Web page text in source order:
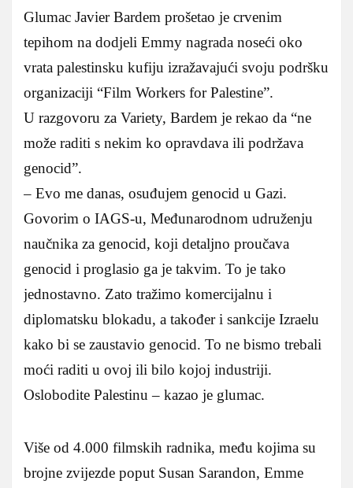
Glumac Javier Bardem prošetao je crvenim
tepihom na dodjeli Emmy nagrada noseći oko
vrata palestinsku kufiju izražavajući svoju podršku
organizaciji “Film Workers for Palestine”.
U razgovoru za Variety, Bardem je rekao da “ne
može raditi s nekim ko opravdava ili podržava
genocid”.
– Evo me danas, osuđujem genocid u Gazi.
Govorim o IAGS-u, Međunarodnom udruženju
naučnika za genocid, koji detaljno proučava
genocid i proglasio ga je takvim. To je tako
jednostavno. Zato tražimo komercijalnu i
diplomatsku blokadu, a također i sankcije Izraelu
kako bi se zaustavio genocid. To ne bismo trebali
moći raditi u ovoj ili bilo kojoj industriji.
Oslobodite Palestinu – kazao je glumac.
Više od 4.000 filmskih radnika, među kojima su
brojne zvijezde poput Susan Sarandon, Emme